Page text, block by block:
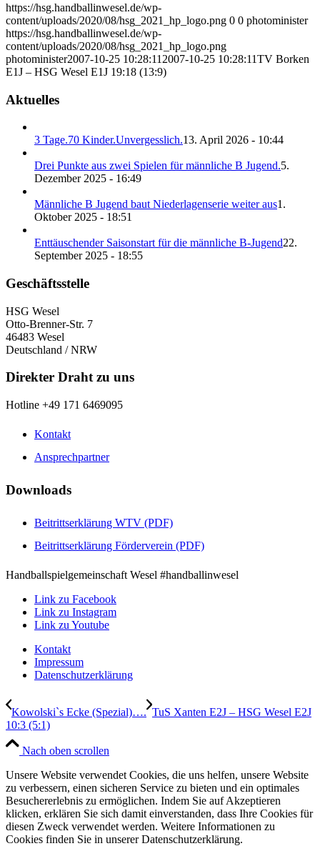
https://hsg.handballinwesel.de/wp-
content/uploads/2020/08/hsg_2021_hp_logo.png 0 0 photominister
https://hsg.handballinwesel.de/wp-
content/uploads/2020/08/hsg_2021_hp_logo.png
photominister2007-10-25 10:28:11 2007-10-25 10:28:11TV Borken
E1J – HSG Wesel E1J 19:18 (13:9)
Aktuelles
3 Tage.70 Kinder.Unvergesslich.13. April 2026 - 10:44
Drei Punkte aus zwei Spielen für männliche B Jugend.5.
Dezember 2025 - 16:49
Männliche B Jugend baut Niederlagenserie weiter aus1.
Oktober 2025 - 18:51
Enttäuschender Saisonstart für die männliche B-Jugend22.
September 2025 - 18:55
Geschäftsstelle
HSG Wesel
Otto-Brenner-Str. 7
46483 Wesel
Deutschland / NRW
Direkter Draht zu uns
Hotline +49 171 6469095
Kontakt
Ansprechpartner
Downloads
Beitrittserklärung WTV (PDF)
Beitrittserklärung Förderverein (PDF)
Handballspielgemeinschaft Wesel #handballinwesel
Link zu Facebook
Link zu Instagram
Link zu Youtube
Kontakt
Impressum
Datenschutzerklärung
Kowolski`s Ecke (Spezial)…. TuS Xanten E2J – HSG Wesel E2J
10:3 (5:1)
Nach oben scrollen
Unsere Website verwendet Cookies, die uns helfen, unsere Website
zu verbessern, einen sicheren Service zu bieten und ein optimales
Besuchererlebnis zu ermöglichen. Indem Sie auf Akzeptieren
klicken, erklären Sie sich damit einverstanden, dass Ihre Cookies für
diesen Zweck verwendet werden. Weitere Informationen zu
Cookies finden Sie in unserer Datenschutzerklärung.